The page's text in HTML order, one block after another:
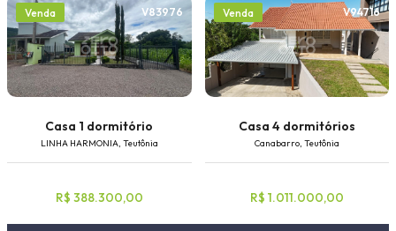
Venda V83976
Casa 1 dormitório
LINHA HARMONIA, Teutônia
R$ 388.300,00
Venda V94716
Casa 4 dormitórios
Canabarro, Teutônia
R$ 1.011.000,00